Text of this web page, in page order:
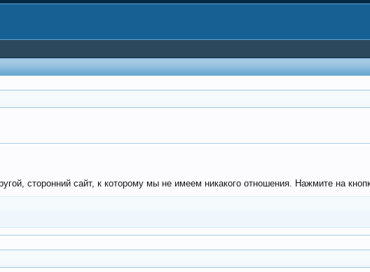
сторонний сайт, к которому мы не имеем никакого отношения. Нажмите на